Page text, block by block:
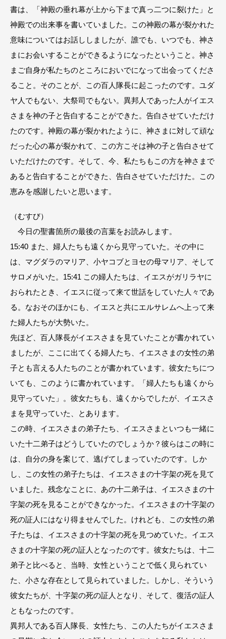
書は、「神殿の垂れ幕が上から下まで真っ二つに裂けた」と
神殿での出来事を書いていました。この神殿の幕が裂かれた
意味についてはお話ししましたが、誰でも、いつでも、神さ
まにお会いすることができるようになったということ。神さ
まご自身が私たちのところにおいでになって出会ってくださ
ること。そのことが、この百人隊長に起こったのです。ユダ
ヤ人でもない、大祭司でもない。異邦人であった人がイエス
さまを神の子と告白することができた。告白させていただけ
たのです。神殿の幕が裂かれたように、神さまに対して頑な
だった心の幕が裂かれて、この方こそは神の子と告白させて
いただけたのです。そして、今、私たちもこの方を神さまで
あると告白することができた、告白させていただけた。この
恵みを感謝したいと思います。
（むすび）
今日の聖書箇所の最後の言葉をお読みします。
15:40 また、婦人たちも遠くから見守っていた。その中に
は、マグダラのマリア、小ヤコブとヨセの母マリア、そして
サロメがいた。15:41 この婦人たちは、イエスがガリラヤに
おられたとき、イエスに従って来て世話をしていた人々であ
る。なおそのほかにも、イエスと共にエルサレムへ上って来
た婦人たちが大勢いた。
先ほど、百人隊長がイエスさまを見ていたことが書かれてい
ましたが、ここに出てくる婦人たち、イエスさまの女性の弟
子とも言える人たちのことが書かれています。彼女たちにつ
いても、このように書かれています。「婦人たちも遠くから
見守っていた」。彼女たちも、遠くからでしたが、イエスさ
まを見守っていた、とあります。
この時、イエスさまの弟子たち、イエスさまといつも一緒に
いた十二弟子はどうしていたのでしょうか？彼らはこの時に
は、自分の身を案じて、逃げてしまっていたのです。しか
し、この女性の弟子たちは、イエスさまの十字架の死を見て
いました。残念なことに、あの十二弟子は、イエスさまの十
字架の死を見ることができなかった。イエスさまの十字架の
死の証人にはなり得ませんでした。けれども、この女性の弟
子たちは、イエスさまの十字架の死を見つめていた。イエス
さまの十字架の死の証人となったのです。彼女たちは、十二
弟子と比べると、当時、女性ということで低く見られてい
た、小さな存在として見られていました。しかし、そういう
彼女たちが、十字架の死の証人となり、そして、復活の証人
ともなったのです。
異邦人である百人隊長、女性たち、この人たちがイエスさま